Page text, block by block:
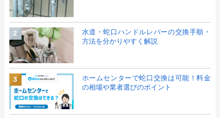
2
水道・蛇口ハンドルレバーの交換手順・
方法を分かりやすく解説
3
ホームセンターで蛇口交換は可能！料金
の相場や業者選びのポイント